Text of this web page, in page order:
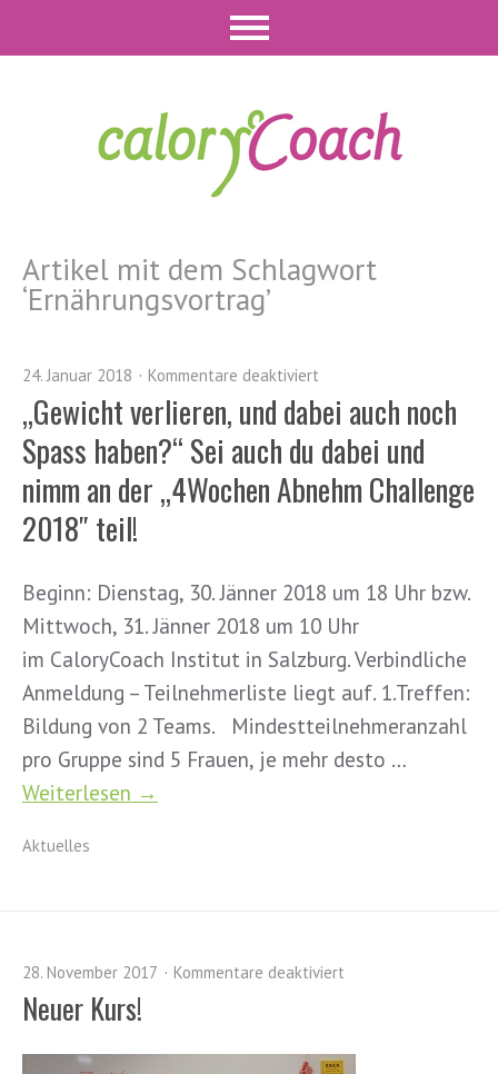
Artikel mit dem Schlagwort
‘Ernährungsvortrag’
24. Januar 2018 Kommentare deaktiviert
„Gewicht verlieren, und dabei auch noch
Spass haben?“ Sei auch du dabei und
nimm an der „4Wochen Abnehm Challenge
2018″ teil!
Beginn: Dienstag, 30. Jänner 2018 um 18 Uhr bzw.
Mittwoch, 31. Jänner 2018 um 10 Uhr
im CaloryCoach Institut in Salzburg. Verbindliche
Anmeldung – Teilnehmerliste liegt auf. 1.Treffen:
Bildung von 2 Teams. Mindestteilnehmeranzahl
pro Gruppe sind 5 Frauen, je mehr desto …
Weiterlesen →
Aktuelles
28. November 2017 Kommentare deaktiviert
Neuer Kurs!